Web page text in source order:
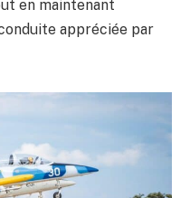
en maintenant
appréciée par